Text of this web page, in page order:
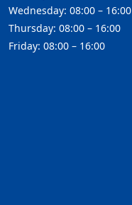
Wednesday: 08:00 – 16:00
Thursday: 08:00 – 16:00
Friday: 08:00 – 16:00